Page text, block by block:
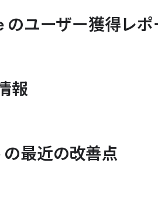
ユーザー獲得レ
報
最近の改善点